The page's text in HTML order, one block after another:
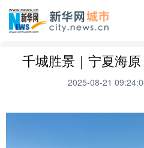
城市频道
新华访谈 招商引资
千城胜景｜宁夏海
2025-08-21